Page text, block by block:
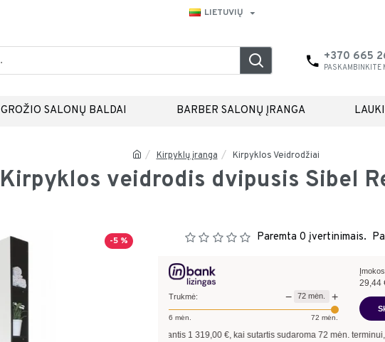
LIETUVIŲ
+370 665
PASKAMBINKITE
GROŽIO SALONŲ BALDAI BARBER SALONŲ ĮRANGA
Kirpyklų įranga Kirpyklos Veidrodžiai
Kirpyklos veidrodis dvipusis Sibel
-5 % Paremta 0 įvertinimais.
Trukmė: − 72 mėn. +
6 mėn. 72 mėn.
29,44
€, kai sutartis sudaroma72mėn. terminui, metinė